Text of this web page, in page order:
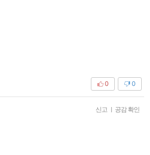
0
0
신고 | 공감 확인